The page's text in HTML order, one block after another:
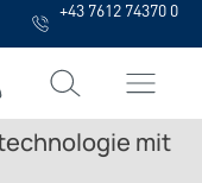
+43 7612 74370 0
mit